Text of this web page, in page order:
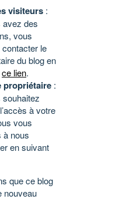
visiteurs :
avez des
vous
le
du blog en
ce lien.
propriétaire :
à votre
vous
à nous
en suivant
que ce blog
nouveau